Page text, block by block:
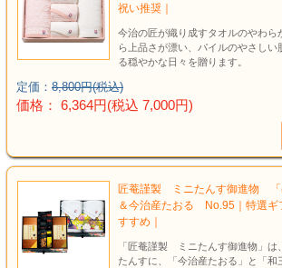
祝い推奨｜
今治の匠が織り成すタオルのやわら
ら上品さが漂い、パイルのやさしい
る穏やかな日々を贈ります。
定価： 8,800円(税込)
価格： 6,364円(税込 7,000円)
匠菴謹製 ミニたんす御進物 「
＆今治産たおる No.95｜特選ギ
すすめ｜
「匠菴謹製 ミニたんす御進物」は
たんすに、「今治産たおる」と「和